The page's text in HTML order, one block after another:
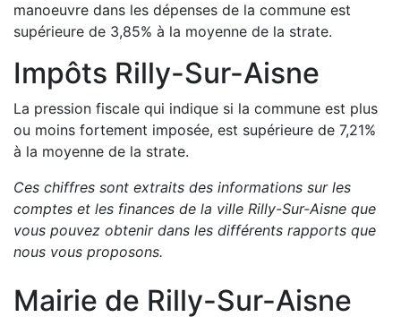
manoeuvre dans les dépenses de la commune est
supérieure de 3,85% à la moyenne de la strate.
Impôts Rilly-Sur-Aisne
La pression fiscale qui indique si la commune est plus
ou moins fortement imposée, est supérieure de 7,21%
à la moyenne de la strate.
Ces chiffres sont extraits des informations sur les
comptes et les finances de la ville Rilly-Sur-Aisne que
vous pouvez obtenir dans les différents rapports que
nous vous proposons.
Mairie de Rilly-Sur-Aisne